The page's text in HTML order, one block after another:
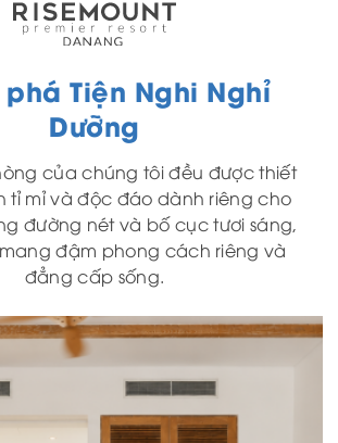
phá Tiện Nghi Nghỉ
Dưỡng
của chúng tôi đều được thiết
tỉ mỉ và độc đáo dành riêng cho
đường nét và bố cục tươi sáng,
đậm phong cách riêng và
đẳng cấp sống.